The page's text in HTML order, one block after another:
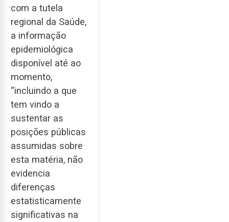
com a tutela
regional da Saúde,
a informação
epidemiológica
disponível até ao
momento,
“incluindo a que
tem vindo a
sustentar as
posições públicas
assumidas sobre
esta matéria, não
evidencia
diferenças
estatisticamente
significativas na